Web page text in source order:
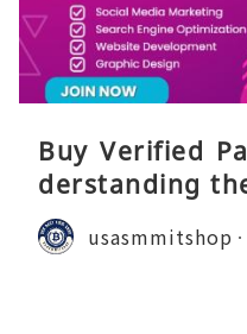
Buy Verified
derstanding
d Safer
usasmmitshop